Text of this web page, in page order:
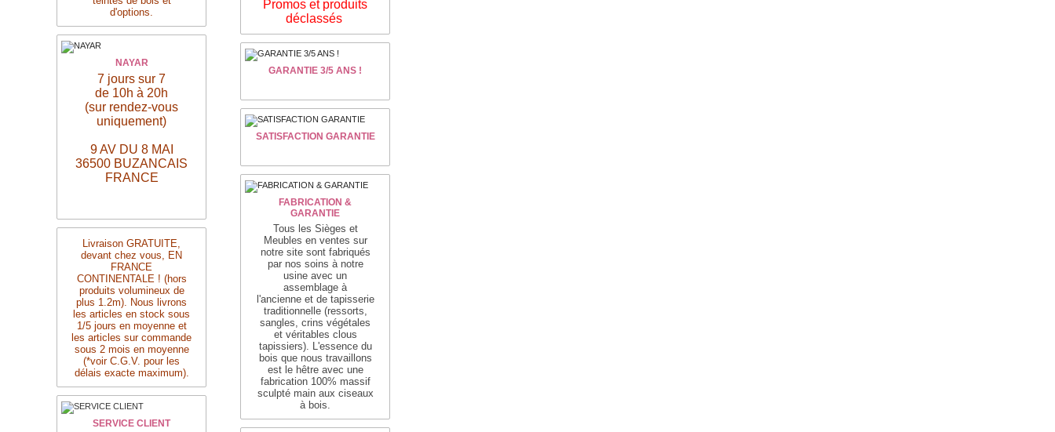
d'options.
NAYAR
7 jours sur 7
de 10h à 20h
(sur rendez-vous
uniquement)
9 AV DU 8 MAI
36500 BUZANCAIS
FRANCE
Livraison GRATUITE,
devant chez vous, EN
FRANCE
CONTINENTALE ! (hors
produits volumineux de
plus 1.2m). Nous livrons
les articles en stock sous
1/5 jours en moyenne et
les articles sur commande
sous 2 mois en moyenne
(*voir C.G.V. pour les
délais exacte maximum).
SERVICE CLIENT
Promos et produits
déclassés
GARANTIE 3/5 ANS !
SATISFACTION GARANTIE
FABRICATION &
GARANTIE
Tous les Sièges et
Meubles en ventes sur
notre site sont fabriqués
par nos soins à notre
usine avec un
assemblage à
l'ancienne et de tapisserie
traditionnelle (ressorts,
sangles, crins végétales
et véritables clous
tapissiers). L'essence du
bois que nous travaillons
est le hêtre avec une
fabrication 100% massif
sculpté main aux ciseaux
à bois.